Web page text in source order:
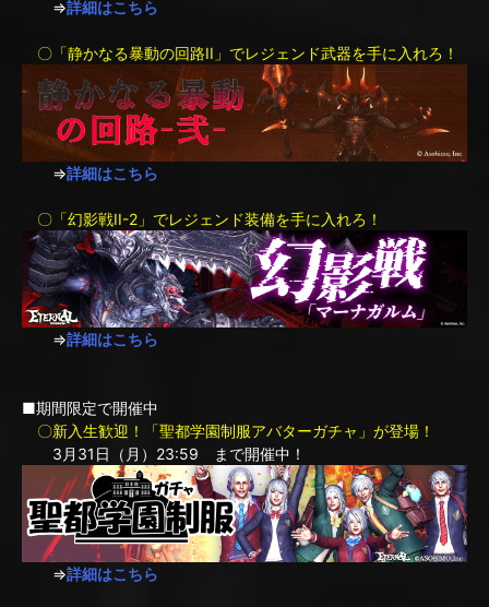
⇒詳細はこちら
〇「静かなる暴動の回路II」でレジェンド武器を手に入れろ！
⇒詳細はこちら
〇「幻影戦II-2」でレジェンド装備を手に入れろ！
⇒詳細はこちら
■期間限定で開催中
〇新入生歓迎！「聖都学園制服アバターガチャ」が登場！
3月31日（月）23:59 まで開催中！
⇒詳細はこちら